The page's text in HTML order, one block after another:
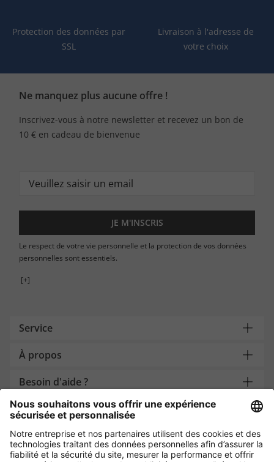
Protection des données par
SSL
Livraison à l'adresse de
votre choix
Ne manquez plus aucune offre !
Inscrivez-vous à notre newsletter et recevez un bon de
10 € en cadeau de bienvenue
JE M'INSCRIS
Le respect de votre vie personnelle et la protection de vos données
personnelles sont essentiels.
[+]
Service
À propos
Besoin d'aide ?
Payment and Delivery
Protection des données par